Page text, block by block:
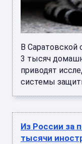
В Саратовской
3 тысяч
приводят
системы
Из России за
тысячи